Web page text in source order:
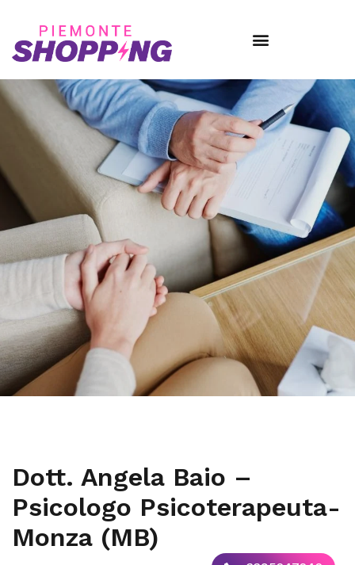
Dott. Angela Baio –
Psicologo Psicoterapeuta-
Monza (MB)